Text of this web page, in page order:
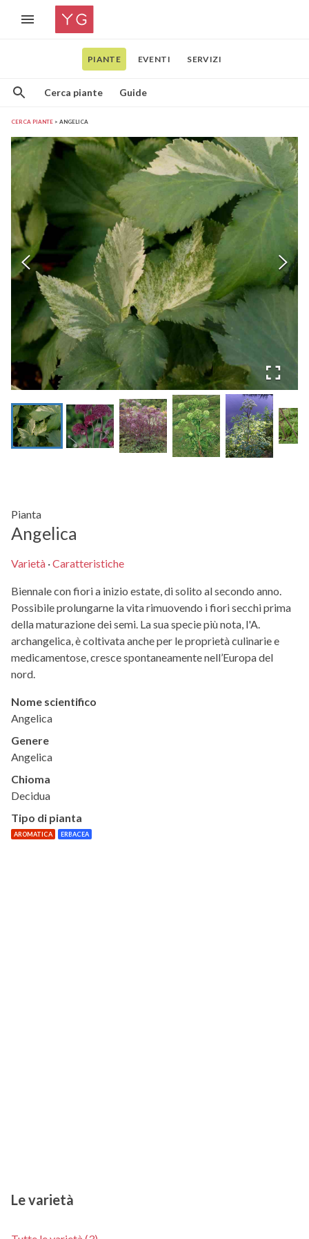
PIANTE EVENTI SERVIZI
Cerca piante Guide
CERCA PIANTE ANGELICA
Pianta
Angelica
Varietà ·Caratteristiche
Biennale con fiori a inizio estate, di solito al secondo anno.
Possibile prolungarne la vita rimuovendo i fiori secchi prima
della maturazione dei semi. La sua specie più nota, l'A.
archangelica, è coltivata anche per le proprietà culinarie e
medicamentose, cresce spontaneamente nell’Europa del
nord.
Nome scientifico
Angelica
Genere
Angelica
Chioma
Decidua
Tipo di pianta
AROMATICA ERBACEA
Le varietà